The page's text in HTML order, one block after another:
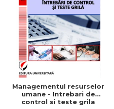
Managementul resurselor
umane - Intrebari de
control si teste grila